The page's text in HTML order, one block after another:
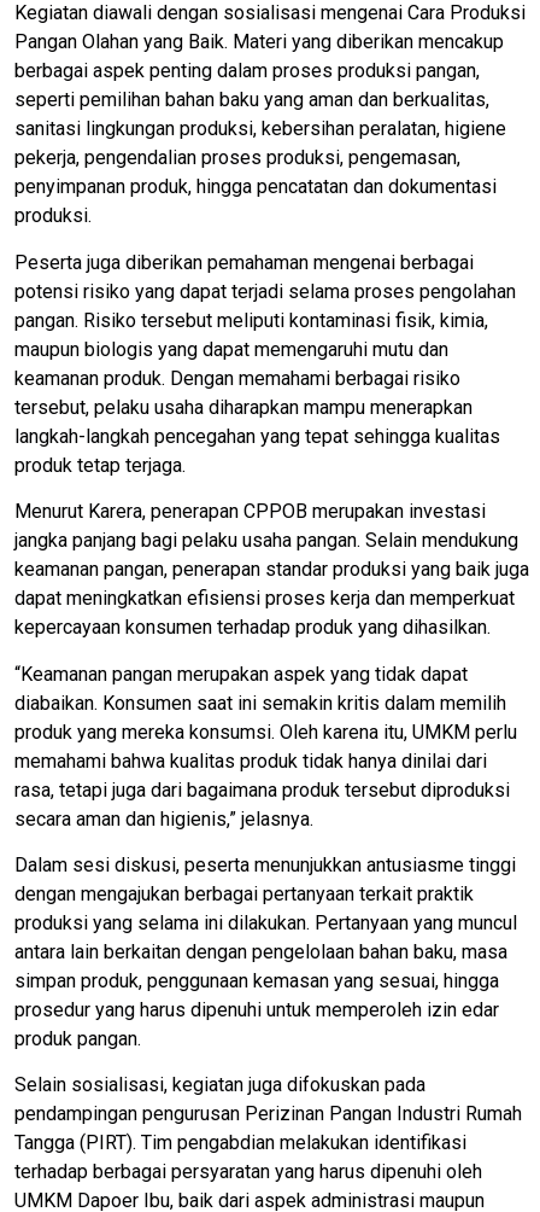
Kegiatan diawali dengan sosialisasi mengenai Cara Produksi
Pangan Olahan yang Baik. Materi yang diberikan mencakup
berbagai aspek penting dalam proses produksi pangan,
seperti pemilihan bahan baku yang aman dan berkualitas,
sanitasi lingkungan produksi, kebersihan peralatan, higiene
pekerja, pengendalian proses produksi, pengemasan,
penyimpanan produk, hingga pencatatan dan dokumentasi
produksi.
Peserta juga diberikan pemahaman mengenai berbagai
potensi risiko yang dapat terjadi selama proses pengolahan
pangan. Risiko tersebut meliputi kontaminasi fisik, kimia,
maupun biologis yang dapat memengaruhi mutu dan
keamanan produk. Dengan memahami berbagai risiko
tersebut, pelaku usaha diharapkan mampu menerapkan
langkah-langkah pencegahan yang tepat sehingga kualitas
produk tetap terjaga.
Menurut Karera, penerapan CPPOB merupakan investasi
jangka panjang bagi pelaku usaha pangan. Selain mendukung
keamanan pangan, penerapan standar produksi yang baik juga
dapat meningkatkan efisiensi proses kerja dan memperkuat
kepercayaan konsumen terhadap produk yang dihasilkan.
“Keamanan pangan merupakan aspek yang tidak dapat
diabaikan. Konsumen saat ini semakin kritis dalam memilih
produk yang mereka konsumsi. Oleh karena itu, UMKM perlu
memahami bahwa kualitas produk tidak hanya dinilai dari
rasa, tetapi juga dari bagaimana produk tersebut diproduksi
secara aman dan higienis,” jelasnya.
Dalam sesi diskusi, peserta menunjukkan antusiasme tinggi
dengan mengajukan berbagai pertanyaan terkait praktik
produksi yang selama ini dilakukan. Pertanyaan yang muncul
antara lain berkaitan dengan pengelolaan bahan baku, masa
simpan produk, penggunaan kemasan yang sesuai, hingga
prosedur yang harus dipenuhi untuk memperoleh izin edar
produk pangan.
Selain sosialisasi, kegiatan juga difokuskan pada
pendampingan pengurusan Perizinan Pangan Industri Rumah
Tangga (PIRT). Tim pengabdian melakukan identifikasi
terhadap berbagai persyaratan yang harus dipenuhi oleh
UMKM Dapoer Ibu, baik dari aspek administrasi maupun